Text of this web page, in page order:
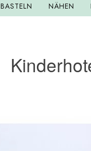
BASTELN NÄHEN